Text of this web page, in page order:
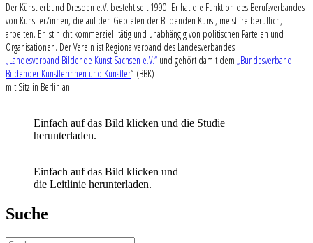
Der Künstlerbund Dresden e.V. besteht seit 1990. Er hat die Funktion des Berufsverbandes
von Künstler/innen, die auf den Gebieten der Bildenden Kunst, meist freiberuflich,
arbeiten. Er ist nicht kommerziell tätig und unabhängig von politischen Parteien und
Organisationen. Der Verein ist Regionalverband des Landesverbandes
„Landesverband Bildende Kunst Sachsen e.V.“ und gehört damit dem „Bundesverband
Bildender Künstlerinnen und Künstler“ (BBK)
mit Sitz in Berlin an.
Einfach auf das Bild klicken und die Studie
herunterladen.
Einfach auf das Bild klicken und
die Leitlinie herunterladen.
Suche